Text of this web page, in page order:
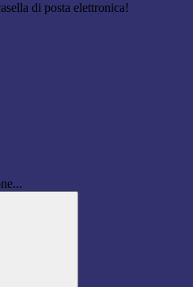
di posta elettronica!